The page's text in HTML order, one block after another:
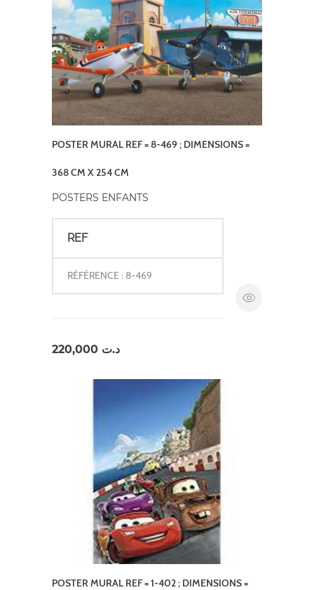
POSTER MURAL REF = 8-469 ; DIMENSIONS =
368 CM X 254 CM
POSTERS ENFANTS
REF
RÉFÉRENCE : 8-469
د.ت
POSTER MURAL REF = 1-402 ; DIMENSIONS =